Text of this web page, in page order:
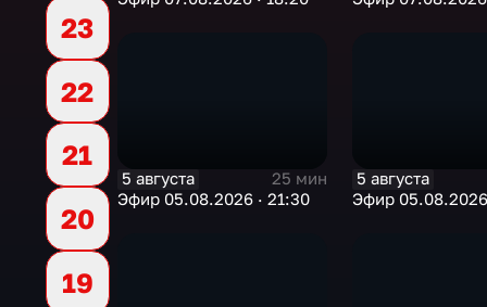
23
22
21
20
19
5 августа
25 мин
Эфир 05.08.2026 · 21:30
5 августа
Эфир 05.08.2026